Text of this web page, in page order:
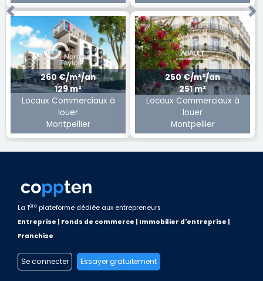
260 €/m²/an
129 m²
Locaux Commerciaux à
louer
Montpellier
250 €/m²/an
251 m²
Locaux Commerciaux à
louer
Montpellier
Previous
La 1ère plateforme dédiée aux entrepreneurs
Entreprise | Fonds de commerce | Immobilier d'entreprise |
Franchise
Se connecter Essayer gratuitement